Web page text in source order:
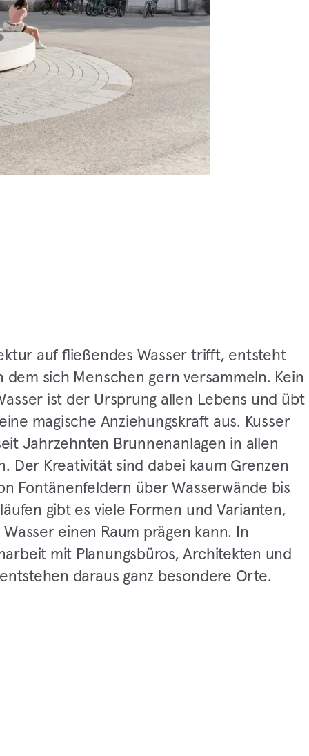
auf fließendes Wasser trifft, entsteht
dem sich Menschen gern versammeln. Kein
ist der Ursprung allen Lebens und übt
magische Anziehungskraft aus. Kusser
Jahrzehnten Brunnenanlagen in allen
Der Kreativität sind dabei kaum Grenzen
Fontänenfeldern über Wasserwände bis
gibt es viele Formen und Varianten,
einen Raum prägen kann. In
mit Planungsbüros, Architekten und
daraus ganz besondere Orte.